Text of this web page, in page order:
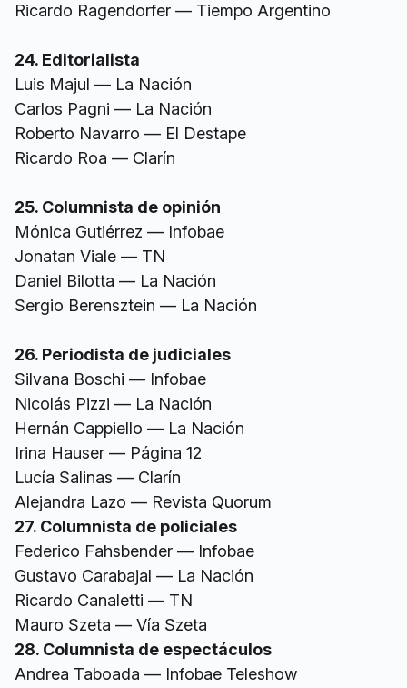
Ricardo Ragendorfer — Tiempo Argentino
24. Editorialista
Luis Majul — La Nación
Carlos Pagni — La Nación
Roberto Navarro — El Destape
Ricardo Roa — Clarín
25. Columnista de opinión
Mónica Gutiérrez — Infobae
Jonatan Viale — TN
Daniel Bilotta — La Nación
Sergio Berensztein — La Nación
26. Periodista de judiciales
Silvana Boschi — Infobae
Nicolás Pizzi — La Nación
Hernán Cappiello — La Nación
Irina Hauser — Página 12
Lucía Salinas — Clarín
Alejandra Lazo — Revista Quorum
27. Columnista de policiales
Federico Fahsbender — Infobae
Gustavo Carabajal — La Nación
Ricardo Canaletti — TN
Mauro Szeta — Vía Szeta
28. Columnista de espectáculos
Andrea Taboada — Infobae Teleshow